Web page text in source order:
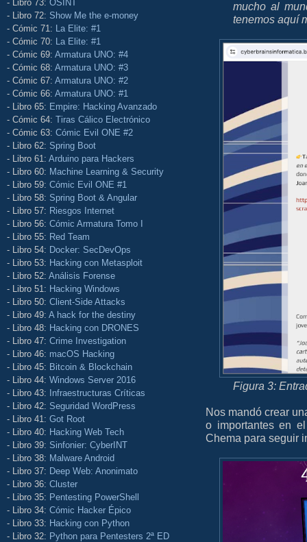
- Libro 73: OSINT
- Libro 72: Show Me the e-money
- Cómic 71: La Elite: #1
- Cómic 70: La Elite: #1
- Cómic 69: Armatura UNO: #4
- Cómic 68: Armatura UNO: #3
- Cómic 67: Armatura UNO: #2
- Cómic 66: Armatura UNO: #1
- Libro 65: Empire: Hacking Avanzado
- Cómic 64: Tiras Cálico Electrónico
- Cómic 63: Cómic Evil ONE #2
- Libro 62: Spring Boot
- Libro 61: Arduino para Hackers
- Libro 60: Machine Learning & Security
- Libro 59: Cómic Evil ONE #1
- Libro 58: Spring Boot & Angular
- Libro 57: Riesgos Internet
- Libro 56: Cómic Armatura Tomo I
- Libro 55: Red Team
- Libro 54: Docker: SecDevOps
- Libro 53: Hacking con Metasploit
- Libro 52: Análisis Forense
- Libro 51: Hacking Windows
- Libro 50: Client-Side Attacks
- Libro 49: A hack for the destiny
- Libro 48: Hacking con DRONES
- Libro 47: Crime Investigation
- Libro 46: macOS Hacking
- Libro 45: Bitcoin & Blockchain
- Libro 44: Windows Server 2016
- Libro 43: Infraestructuras Críticas
- Libro 42: Seguridad WordPress
- Libro 41: Got Root
- Libro 40: Hacking Web Tech
- Libro 39: Sinfonier: CyberINT
- Libro 38: Malware Android
- Libro 37: Deep Web: Anonimato
- Libro 36: Cluster
- Libro 35: Pentesting PowerShell
- Libro 34: Cómic Hacker Épico
- Libro 33: Hacking con Python
- Libro 32: Python para Pentesters 2ª ED
mucho al
tenemos aquí
Figura 3:
Nos mandó crear
o importantes en
Chema para seguir